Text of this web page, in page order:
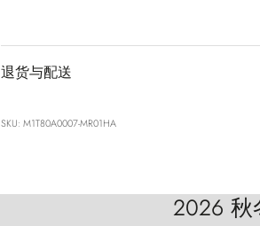
退货与配送
SKU: M1T80A0007-MR01HA
2026 秋